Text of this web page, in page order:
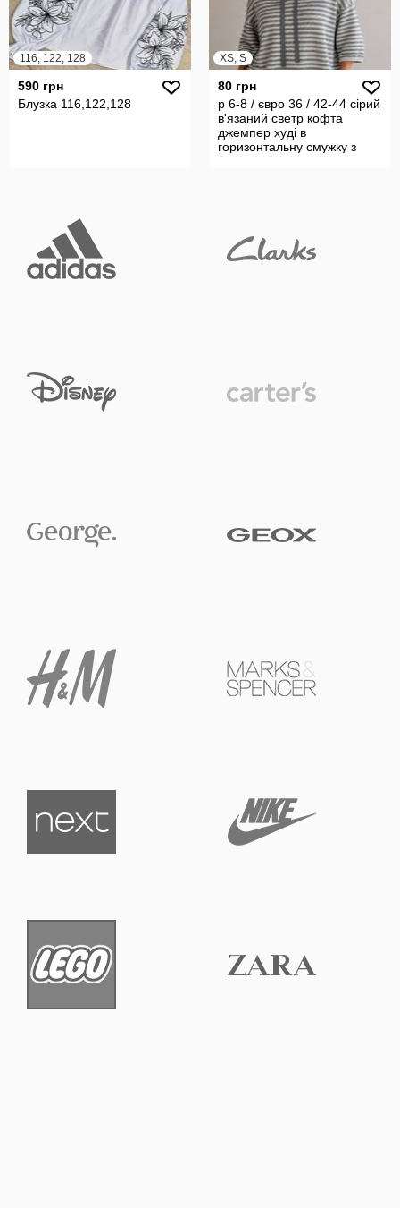
116, 122, 128
590 грн
Блузка 116,122,128
XS, S
80 грн
р 6-8 / євро 36 / 42-44 сірий
в'язаний светр кофта
джемпер худі в
горизонтальну смужку з